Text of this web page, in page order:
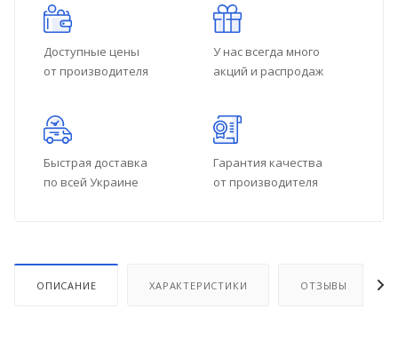
Доступные цены
от производителя
У нас всегда много
акций и распродаж
Быстрая доставка
по всей Украине
Гарантия качества
от производителя
ОПИСАНИЕ ХАРАКТЕРИСТИКИ ОТЗЫВЫ